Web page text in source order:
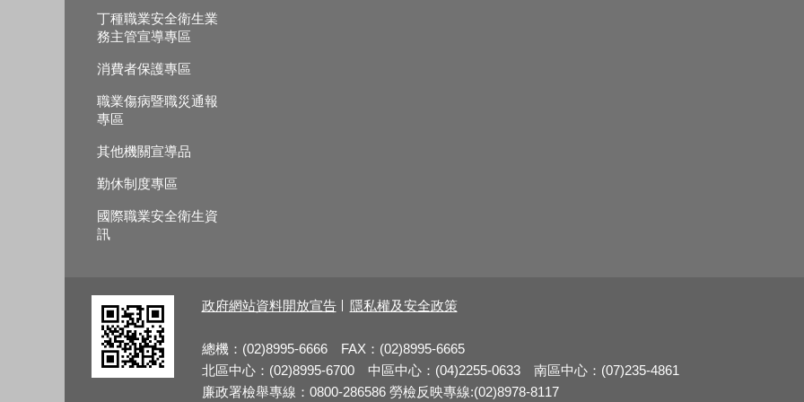
丁種職業安全衛生業
務主管宣導專區
消費者保護專區
職業傷病暨職災通報
專區
其他機關宣導品
勤休制度專區
國際職業安全衛生資
訊
政府網站資料開放宣告 隱私權及安全政策
總機：(02)8995-6666 FAX：(02)8995-6665
北區中心：(02)8995-6700 中區中心：(04)2255-0633 南區中心：(07)235-4861
廉政署檢舉專線：0800-286586 勞檢反映專線:(02)8978-8117